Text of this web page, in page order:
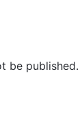
be published.